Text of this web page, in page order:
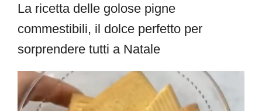
La ricetta delle golose pigne
commestibili, il dolce perfetto per
sorprendere tutti a Natale